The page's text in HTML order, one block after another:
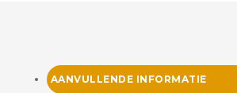
AANVULLENDE INFORMATIE